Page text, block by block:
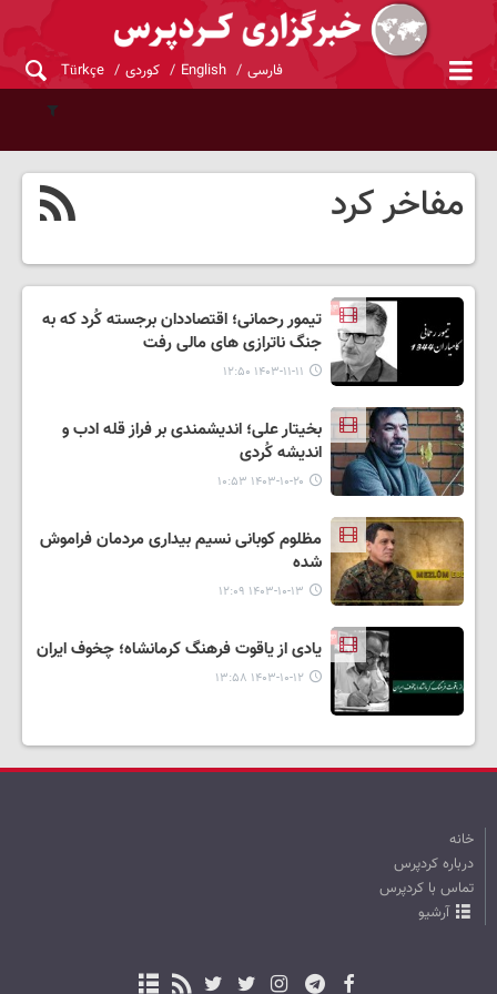
فارسی English کوردی Türkçe
مفاخر کرد
تیمور رحمانی؛ اقتصاددان برجسته کُرد که به
جنگ ناترازی های مالی رفت
۱۴۰۳-۱۱-۱۱ ۱۲:۵۰
بخیتار علی؛ اندیشمندی بر فراز قله ادب و
اندیشه کُردی
۱۴۰۳-۱۰-۲۰ ۱۰:۵۳
مظلوم کوبانی نسیم بیداری مردمان فراموش
شده
۱۴۰۳-۱۰-۱۳ ۱۲:۰۹
یادی از یاقوت فرهنگ کرمانشاه؛ چخوف ایران
۱۴۰۳-۱۰-۱۲ ۱۳:۵۸
خانه
درباره کردپرس
تماس با کردپرس
آرشیو